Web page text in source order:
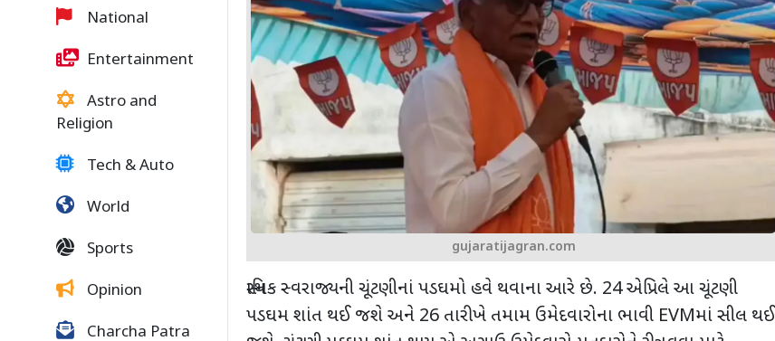
National
Entertainment
Astro and
Religion
Tech & Auto
World
Sports
Opinion
Charcha Patra
gujaratijagran.com
સ્થાનિક સ્વરાજ્યની ચૂંટણીનાં પડઘમો હવે થવાના આરે છે. 24 એપ્રિલે આ ચૂંટણી
પડઘમ શાંત થઈ જશે અને 26 તારીખે તમામ ઉમેદવારોના ભાવી EVMમાં સીલ થઈ